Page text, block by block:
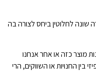
שונה לחלוטין ביחס לצורה בה
מוצר כזה או אחר אנחנו
בין החנויות או השווקים, הרי